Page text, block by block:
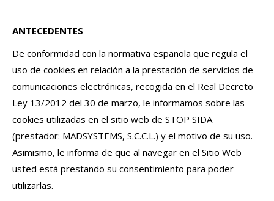
ANTECEDENTES
De conformidad con la normativa española que regula el
uso de cookies en relación a la prestación de servicios de
comunicaciones electrónicas, recogida en el Real Decreto
Ley 13/2012 del 30 de marzo, le informamos sobre las
cookies utilizadas en el sitio web de STOP SIDA
(prestador: MADSYSTEMS, S.C.C.L.) y el motivo de su uso.
Asimismo, le informa de que al navegar en el Sitio Web
usted está prestando su consentimiento para poder
utilizarlas.